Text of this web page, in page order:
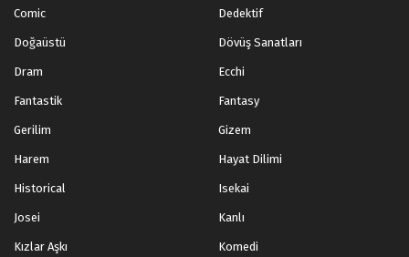
Comic Dedektif
Doğaüstü Dövüş Sanatları
Dram Ecchi
Fantastik Fantasy
Gerilim Gizem
Harem Hayat Dilimi
Historical Isekai
Josei Kanlı
Kızlar Aşkı Komedi